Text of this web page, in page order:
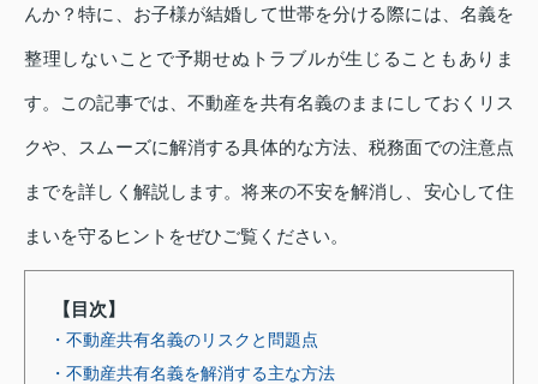
んか？特に、お子様が結婚して世帯を分ける際には、名義を
整理しないことで予期せぬトラブルが生じることもありま
す。この記事では、不動産を共有名義のままにしておくリス
クや、スムーズに解消する具体的な方法、税務面での注意点
までを詳しく解説します。将来の不安を解消し、安心して住
まいを守るヒントをぜひご覧ください。
【目次】
・不動産共有名義のリスクと問題点
・不動産共有名義を解消する主な方法